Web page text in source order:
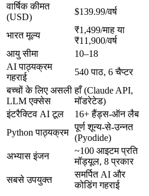
वार्षिक कीमत
(USD)
$139.99/वर्ष
भारत मूल्य
₹1,499/माह या
₹11,900/वर्ष
आयु सीमा
10–18
AI पाठ्यक्रम
गहराई
540 पाठ, 6 चैप्टर
बच्चों के लिए असली
LLM एक्सेस
हाँ (Claude API,
मॉडरेटेड)
इंटरैक्टिव AI टूल
16+ हैंड्स-ऑन लैब
Python पाठ्यक्रम
पूर्ण शून्य-से-उन्नत
(Pyodide)
अभ्यास इंजन
~100 आइटम प्रति
मॉड्यूल, 8 प्रकार
सबसे उपयुक्त
समर्पित AI और
कोडिंग गहराई